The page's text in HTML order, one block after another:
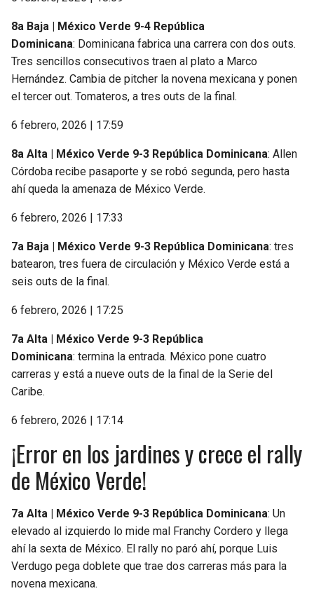
8a Baja | México Verde 9-4 República
Dominicana: Dominicana fabrica una carrera con dos outs.
Tres sencillos consecutivos traen al plato a Marco
Hernández. Cambia de pitcher la novena mexicana y ponen
el tercer out. Tomateros, a tres outs de la final.
6 febrero, 2026 | 17:59
8a Alta | México Verde 9-3 República Dominicana: Allen
Córdoba recibe pasaporte y se robó segunda, pero hasta
ahí queda la amenaza de México Verde.
6 febrero, 2026 | 17:33
7a Baja | México Verde 9-3 República Dominicana: tres
batearon, tres fuera de circulación y México Verde está a
seis outs de la final.
6 febrero, 2026 | 17:25
7a Alta | México Verde 9-3 República
Dominicana: termina la entrada. México pone cuatro
carreras y está a nueve outs de la final de la Serie del
Caribe.
6 febrero, 2026 | 17:14
¡Error en los jardines y crece el rally
de México Verde!
7a Alta | México Verde 9-3 República Dominicana: Un
elevado al izquierdo lo mide mal Franchy Cordero y llega
ahí la sexta de México. El rally no paró ahí, porque Luis
Verdugo pega doblete que trae dos carreras más para la
novena mexicana.